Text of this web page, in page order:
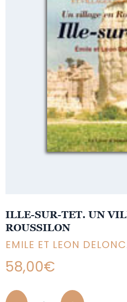
ILLE-SUR-TET. UN
ROUSSILON
EMILE ET LEON
58,00€
Quantity